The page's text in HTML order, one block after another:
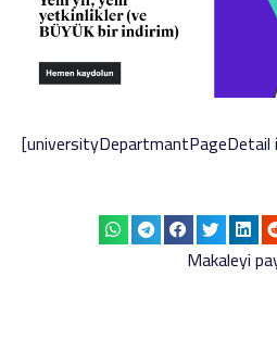
[universityDepartmantPageDetail
Makaleyi